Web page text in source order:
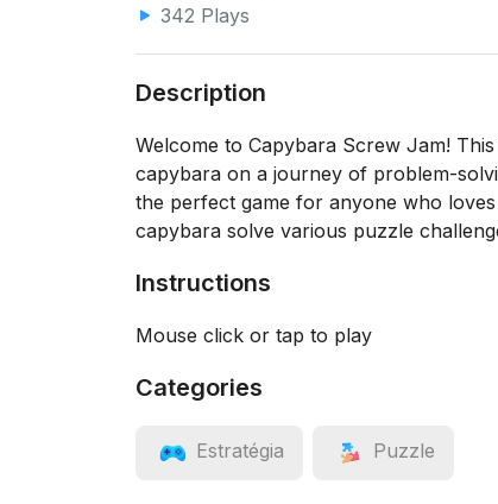
342 Plays
Description
Welcome to Capybara Screw Jam!
capybara on a journey of problem-
the perfect game for anyone who
capybara solve various puzzle
Instructions
Mouse click or tap to play
Categories
Estratégia Puzzle